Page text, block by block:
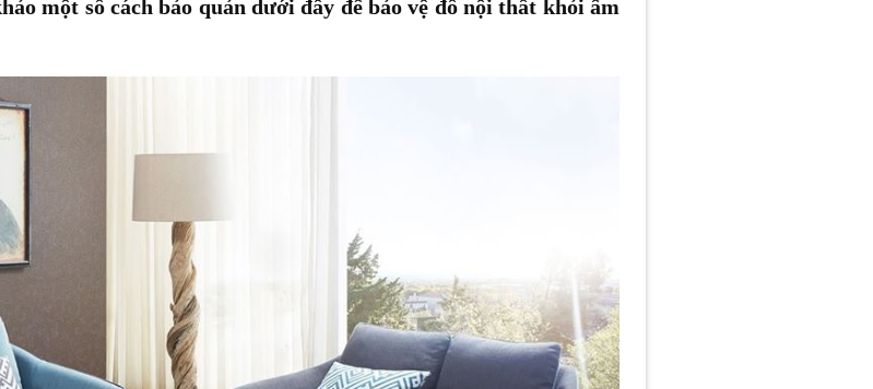
một số cách bảo quản dưới đây để bảo vệ đồ nội thất khỏi ẩm